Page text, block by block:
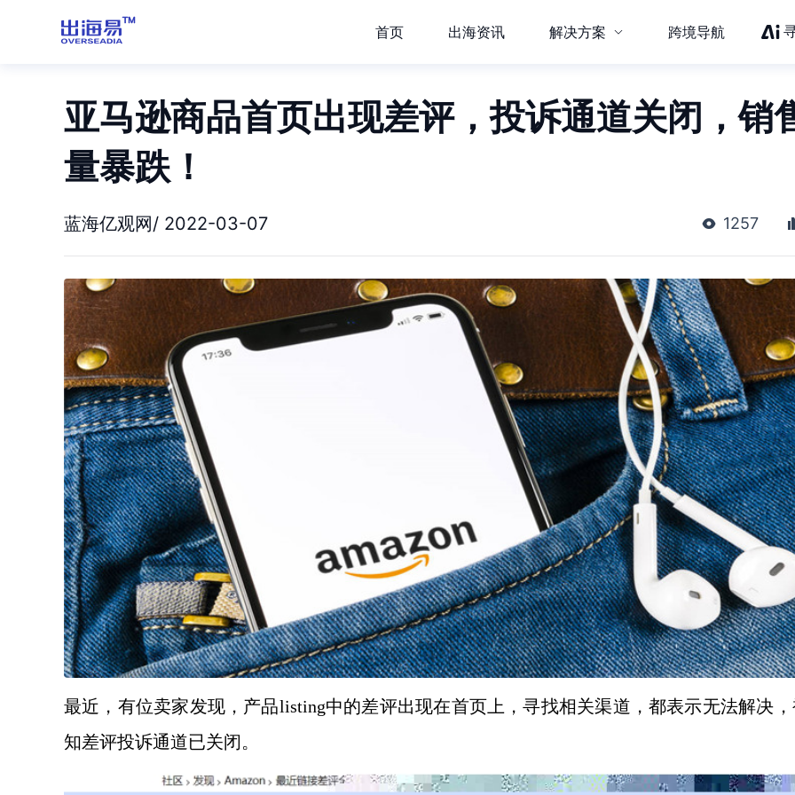
首页 出海资讯 解决方案 跨境导航
亚马逊商品首页出现差评，投诉通道关闭，销
量暴跌！
蓝海亿观网/ 2022-03-07 1257
最近，有位卖家发现，产品listing中的差评出现在首页上，寻找相关渠道，都表示无法解决
知差评投诉通道已关闭。